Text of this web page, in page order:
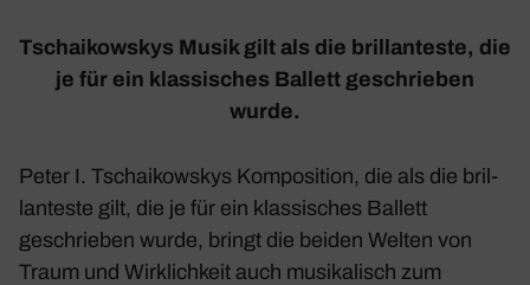
Tschai­kow­skys Musik gilt als die bril­lan­teste, die
je für ein klas­si­sches Ballett geschrieben
wurde.
Peter I. Tschai­kow­skys Kompo­si­tion, die als die bril­
lan­teste gilt, die je für ein klas­si­sches Ballett
geschrieben wurde, bringt die beiden Welten von
Traum und Wirk­lich­keit auch musi­ka­lisch zum